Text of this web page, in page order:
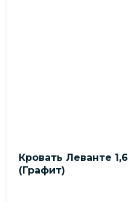
Кровать Леванте 1,6
(Графит)